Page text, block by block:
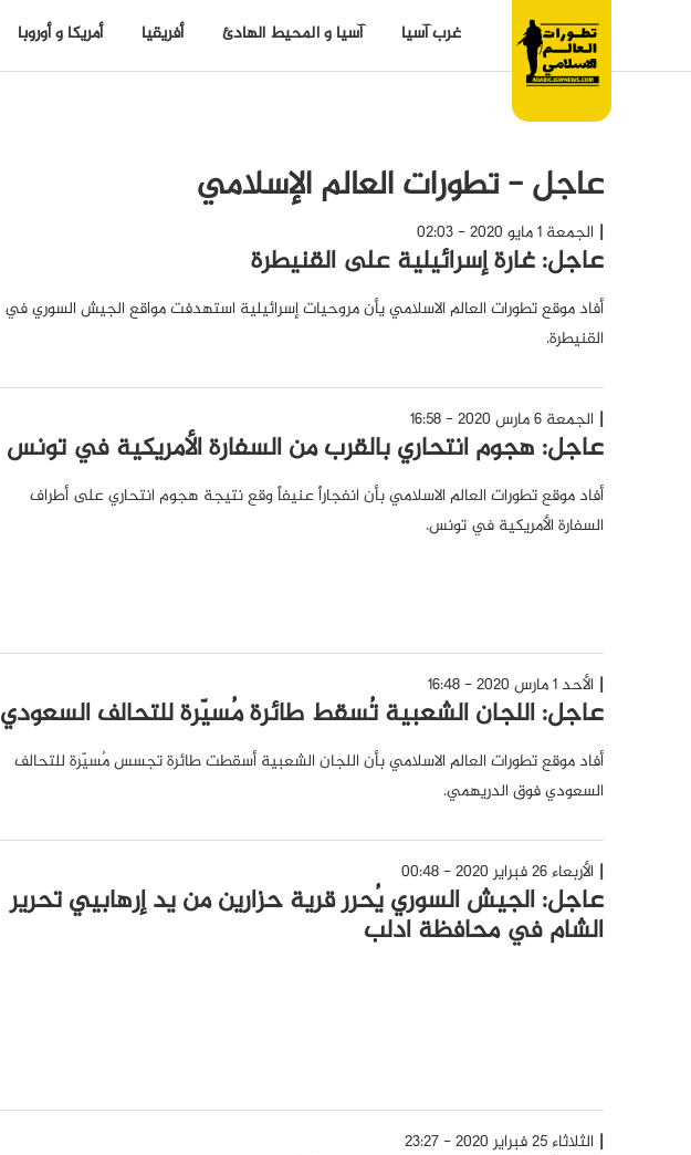
غرب آسيا آسيا و المحيط الهادئ أفريقيا أمريكا و أوروبا
عاجل - تطورات العالم الإسلامي
الجمعة 1 مايو 2020 - 02:03
عاجل: غارة إسرائيلية على القنيطرة
أفاد موقع تطورات العالم الاسلامي يأن مروحيات إسرائيلية استهدفت مواقع الجيش السوري في
القنيطرة.
الجمعة 6 مارس 2020 - 16:58
عاجل: هجوم انتحاري بالقرب من السفارة الأمريكية في تونس
أفاد موقع تطورات العالم الاسلامي بأن انفجاراً عنيفاً وقع نتيجة هجوم انتحاري على أطراف
السفارة الأمريكية في تونس.
الأحد 1 مارس 2020 - 16:48
عاجل: اللجان الشعبية تُسقط طائرة مُسيّرة للتحالف السعودي
أفاد موقع تطورات العالم الاسلامي بأن اللجان الشعبية أسقطت طائرة تجسس مُسيّرة للتحالف
السعودي فوق الدريهمي.
الأربعاء 26 فبراير 2020 - 00:48
عاجل: الجيش السوري يُحرر قرية حزارين من يد إرهابيي تحرير
الشام في محافظة ادلب
الثلاثاء 25 فبراير 2020 - 23:27